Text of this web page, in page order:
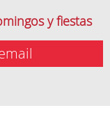
y fiestas